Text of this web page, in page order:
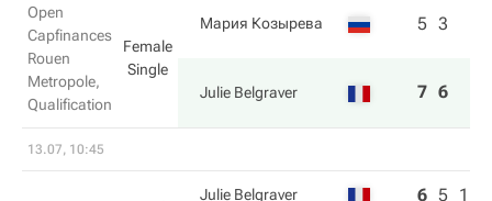
Open
Capfinances
Rouen
Metropole,
Qualification
Female
Single
Мария Козырева 5 3
Julie Belgraver 7 6
13.07, 10:45
Julie Belgraver 6 5 1